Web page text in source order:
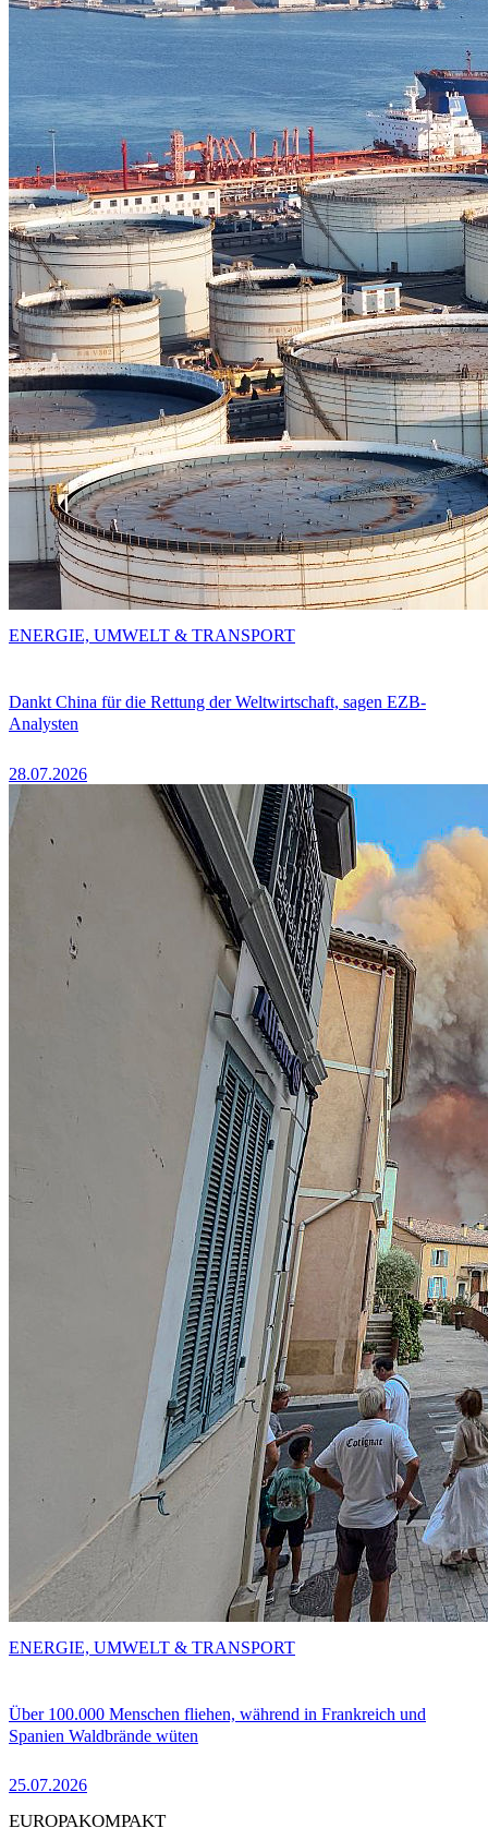
Dankt China für die Rettung der Weltwirtschaft, sagen EZB-
Analysten
28.07.2026
ENERGIE, UMWELT & TRANSPORT
Über 100.000 Menschen fliehen, während in Frankreich und
Spanien Waldbrände wüten
25.07.2026
ENERGIE, UMWELT & TRANSPORT
EUROPAKOMPAKT